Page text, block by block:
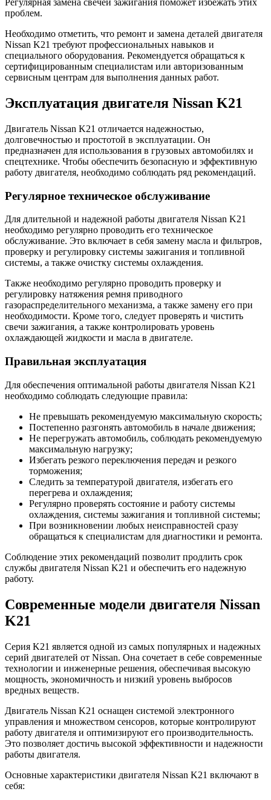
Регулярная замена свечей зажигания поможет избежать этих
проблем.
Необходимо отметить, что ремонт и замена деталей двигателя
Nissan K21 требуют профессиональных навыков и
специального оборудования. Рекомендуется обращаться к
сертифицированным специалистам или авторизованным
сервисным центрам для выполнения данных работ.
Эксплуатация двигателя Nissan K21
Двигатель Nissan K21 отличается надежностью,
долговечностью и простотой в эксплуатации. Он
предназначен для использования в грузовых автомобилях и
спецтехнике. Чтобы обеспечить безопасную и эффективную
работу двигателя, необходимо соблюдать ряд рекомендаций.
Регулярное техническое обслуживание
Для длительной и надежной работы двигателя Nissan K21
необходимо регулярно проводить его техническое
обслуживание. Это включает в себя замену масла и фильтров,
проверку и регулировку системы зажигания и топливной
системы, а также очистку системы охлаждения.
Также необходимо регулярно проводить проверку и
регулировку натяжения ремня приводного
газораспределительного механизма, а также замену его при
необходимости. Кроме того, следует проверять и чистить
свечи зажигания, а также контролировать уровень
охлаждающей жидкости и масла в двигателе.
Правильная эксплуатация
Для обеспечения оптимальной работы двигателя Nissan K21
необходимо соблюдать следующие правила:
Не превышать рекомендуемую максимальную скорость;
Постепенно разгонять автомобиль в начале движения;
Не перегружать автомобиль, соблюдать рекомендуемую
максимальную нагрузку;
Избегать резкого переключения передач и резкого
торможения;
Следить за температурой двигателя, избегать его
перегрева и охлаждения;
Регулярно проверять состояние и работу системы
охлаждения, системы зажигания и топливной системы;
При возникновении любых неисправностей сразу
обращаться к специалистам для диагностики и ремонта.
Соблюдение этих рекомендаций позволит продлить срок
службы двигателя Nissan K21 и обеспечить его надежную
работу.
Современные модели двигателя Nissan
K21
Серия K21 является одной из самых популярных и надежных
серий двигателей от Nissan. Она сочетает в себе современные
технологии и инженерные решения, обеспечивая высокую
мощность, экономичность и низкий уровень выбросов
вредных веществ.
Двигатель Nissan K21 оснащен системой электронного
управления и множеством сенсоров, которые контролируют
работу двигателя и оптимизируют его производительность.
Это позволяет достичь высокой эффективности и надежности
работы двигателя.
Основные характеристики двигателя Nissan K21 включают в
себя: